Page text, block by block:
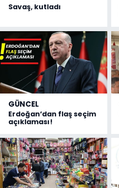
Savaş, kutladı
GÜNCEL
Erdoğan’dan flaş seçim
açıklaması!